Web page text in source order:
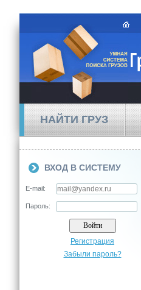
НАЙТИ ГРУЗ
ВХОД В СИСТЕМУ
E-mail:
Пароль:
Регистрация
Забыли пароль?